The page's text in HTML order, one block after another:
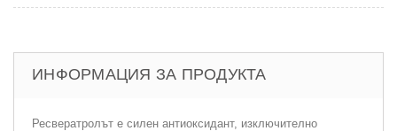
ИНФОРМАЦИЯ ЗА ПРОДУКТА
Ресвератролът е силен антиоксидант, изключително